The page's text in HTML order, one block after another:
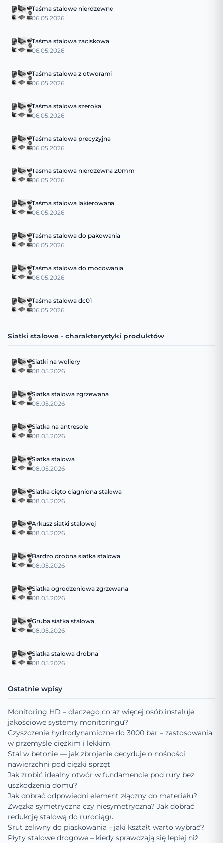
Taśma stalowe nierdzewne
06.05.2026
Taśma stalowa zaciskowa
06.05.2026
Taśma stalowa z otworami
06.05.2026
Taśma stalowa szeroka
06.05.2026
Taśma stalowa precyzyjna
06.05.2026
Taśma stalowa nierdzewna 20mm
06.05.2026
Taśma stalowa lakierowana
06.05.2026
Taśma stalowa do pakowania
06.05.2026
Taśma stalowa do mocowania
06.05.2026
Taśma stalowa dc01
06.05.2026
Siatki stalowe - charakterystyki produktów
Siatki na woliery
08.05.2026
Siatka stalowa zgrzewana
08.05.2026
Siatka na antresole
08.05.2026
Siatka stalowa
08.05.2026
Siatka cięto ciągniona stalowa
08.05.2026
Arkusz siatki stalowej
08.05.2026
Bardzo drobna siatka stalowa
08.05.2026
Siatka ogrodzeniowa zgrzewana
08.05.2026
Gruba siatka stalowa
08.05.2026
Siatka stalowa drobna
08.05.2026
Ostatnie wpisy
Monitoring HD – dlaczego coraz więcej osób instaluje
jakościowe systemy monitoringu?
Czyszczenie hydrodynamiczne do 3000 bar – zastosowania
w przemyśle ciężkim i lekkim
Stal w betonie — jak zbrojenie decyduje o nośności
nawierzchni pod ciężki sprzęt
Jak zrobić idealny otwór w fundamencie pod rury bez
uszkodzenia domu?
Jak dobrać odpowiedni element złączny do materiału?
Zwężka symetryczna czy niesymetryczna? Jak dobrać
redukcję stalową do rurociągu
Śrut żeliwny do piaskowania – jaki kształt warto wybrać?
Płyty stalowe drogowe – kiedy sprawdzają się lepiej niż